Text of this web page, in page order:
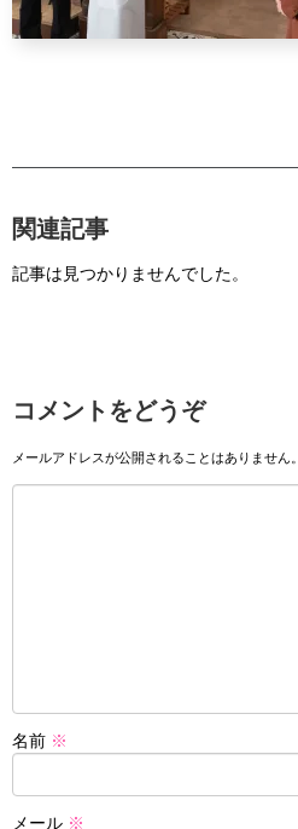
関連記事
記事は見つかりませんでした。
コメントをどうぞ
メールアドレスが公開されることはありません。
名前 ※
メール ※